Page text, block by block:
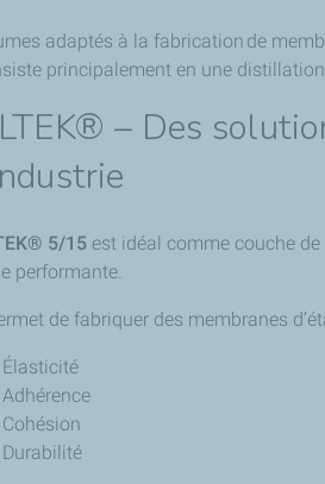
adaptés à la fabrication de
principalement en une
– Des
5/15est idéal comme couche
performante.
de fabriquer des membranes
Élasticité
Adhérence
Cohésion
Durabilité